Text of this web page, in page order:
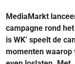
MediaMarkt
campagne rond
is WK’ speelt de
momenten